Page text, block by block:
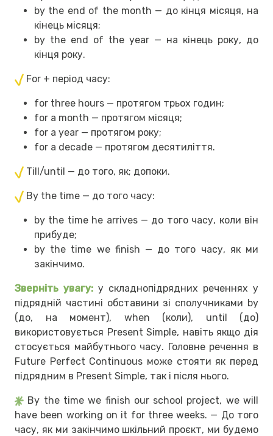
by the end of the month — до кінця місяця, на
кінець місяця;
by the end of the year — на кінець року, до
кінця року.
For + період часу:
for three hours — протягом трьох годин;
for a month — протягом місяця;
for a year — протягом року;
for a decade — протягом десятиліття.
Till/until — до того, як; допоки.
By the time — до того часу:
by the time he arrives — до того часу, коли він
прибуде;
by the time we finish — до того часу, як ми
закінчимо.
Зверніть увагу: у складнопідрядних реченнях у
підрядній частині обставини зі сполучниками by
(до, на момент), when (коли), until (до)
використовується Present Simple, навіть якщо дія
стосується майбутнього часу. Головне речення в
Future Perfect Continuous може стояти як перед
підрядним в Present Simple, так і після нього.
By the time we finish our school project, we will
have been working on it for three weeks. — До того
часу, як ми закінчимо шкільний проєкт, ми будемо